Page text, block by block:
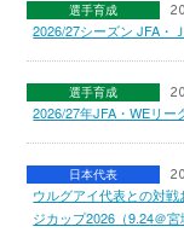
選手育成
2026/27シーズン JFA・
選手育成
2026/27年JFA・WEリ
日本代表
ウルグアイ代表との対
ジカップ2026（9.24＠